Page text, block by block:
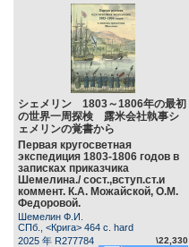
シェメリン 1803～1806年の最初
の世界一周探検 露米会社執事シ
ェメリンの覚書から
Первая кругосветная
экспедиция 1803-1806 годов в
записках приказчика
Шемелина./ сост.,вступ.ст.и
коммент. К.А. Можайской, О.М.
Федоровой.
Шемелин Ф.И.
СПб., <Крига> 464 c. hard
2025 年 R277784
\22,330